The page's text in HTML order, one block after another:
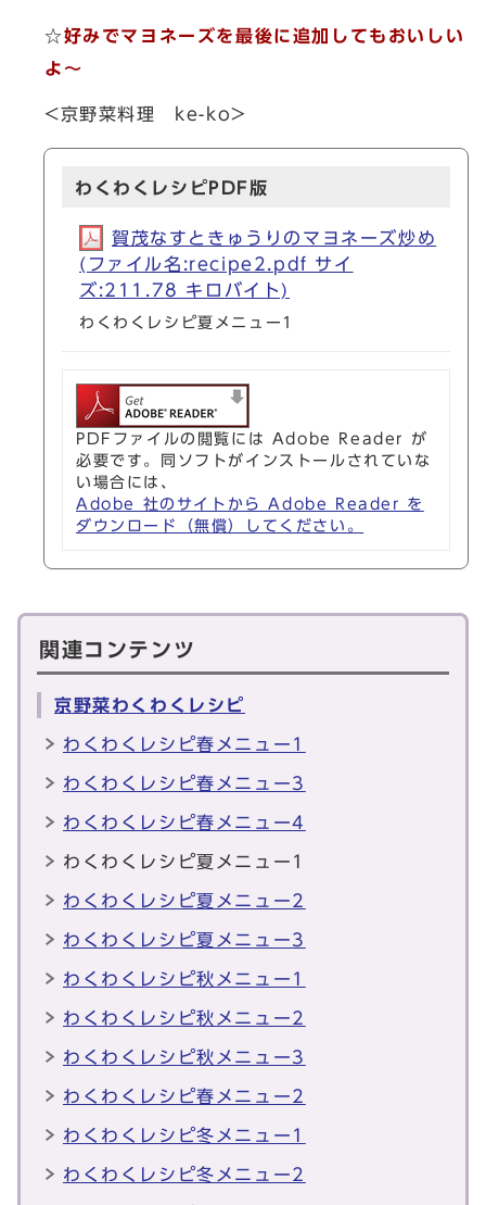
☆好みでマヨネーズを最後に追加してもおいしい
よ～
<京野菜料理 ke-ko>
わくわくレシピPDF版
賀茂なすときゅうりのマヨネーズ炒め
(ファイル名:recipe2.pdf サイ
ズ:211.78 キロバイト)
わくわくレシピ夏メニュー1
PDFファイルの閲覧には Adobe Reader が
必要です。同ソフトがインストールされていな
い場合には、
Adobe 社のサイトから Adobe Reader を
ダウンロード（無償）してください。
関連コンテンツ
京野菜わくわくレシピ
わくわくレシピ春メニュー1
わくわくレシピ春メニュー3
わくわくレシピ春メニュー4
わくわくレシピ夏メニュー1
わくわくレシピ夏メニュー2
わくわくレシピ夏メニュー3
わくわくレシピ秋メニュー1
わくわくレシピ秋メニュー2
わくわくレシピ秋メニュー3
わくわくレシピ春メニュー2
わくわくレシピ冬メニュー1
わくわくレシピ冬メニュー2